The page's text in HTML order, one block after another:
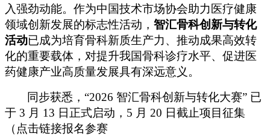
入强劲动能。作为中国技术市场协会助力医疗健康
领域创新发展的标志性活动， 智汇骨科创新与转化
活动已成为培育骨科新质生产力、推动成果高效转
化的重要载体，对提升我国骨科诊疗水平、促进医
药健康产业高质量发展具有深远意义。
同步获悉， “2026 智汇骨科创新与转化大赛” 已
于 3 月 13 日正式启动，5 月 20 日截止项目征集
（点击链接报名参赛